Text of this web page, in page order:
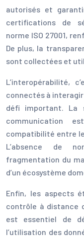
autorisés et
certifications de
norme ISO 27001,
De plus, la
sont collectées et
L’interopérabilité,
connectés à
défi important. La
communication
compatibilité entre
L’absence de
fragmentation du
d’un écosystème
Enfin, les aspects
contrôle à distance
est essentiel de
l’utilisation des